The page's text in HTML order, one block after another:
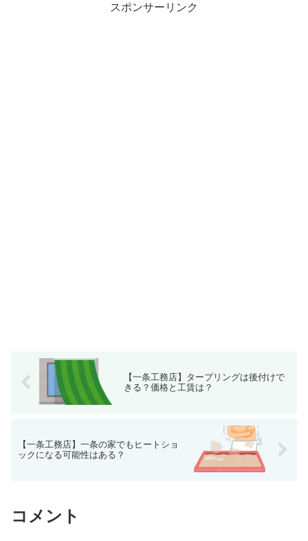
スポンサーリンク
【一条工務店】タープリングは後付けで
きる？価格と工賃は？
【一条工務店】一条の家でもヒートショ
ックになる可能性はある？
コメント